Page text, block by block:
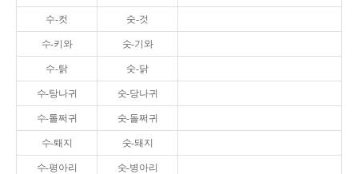
수-컷 숫-것
수-키와 숫-기와
수-탉 숫-닭
수-탕나귀 숫-당나귀
수-톨쩌귀 숫-돌쩌귀
수-퇘지 숫-돼지
수-평아리 숫-병아리